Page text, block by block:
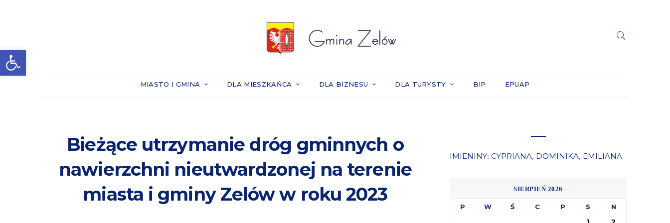
Otwórz pasek narzędzi
MIASTO I GMINA DLA MIESZKAŃCA DLA BIZNESU DLA TURYSTY BIP EPUAP
Bieżące utrzymanie dróg gminnych o
nawierzchni nieutwardzonej na terenie
miasta i gminy Zelów w roku 2023
IMIENINY: CYPRIANA, DOMINIKA, EMILIANA
SIERPIEŃ 2026
P W Ś C P S
N